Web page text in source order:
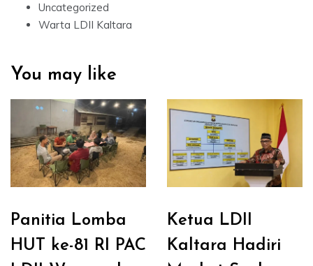
Uncategorized
Warta LDII Kaltara
You may like
Panitia Lomba
HUT ke-81 RI PAC
Ketua LDII
Kaltara Hadiri